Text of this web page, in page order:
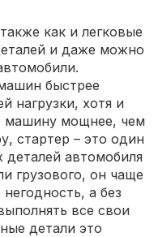
как и легковые
и даже можно
быстрее
нагрузки, хотя и
машину мощнее, чем
стартер – это один
автомобиля
грузового, он чаще
а без
все свои
детали это